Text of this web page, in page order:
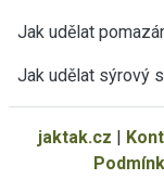
Jak udělat
Jak udělat sýrový
jaktak.cz |